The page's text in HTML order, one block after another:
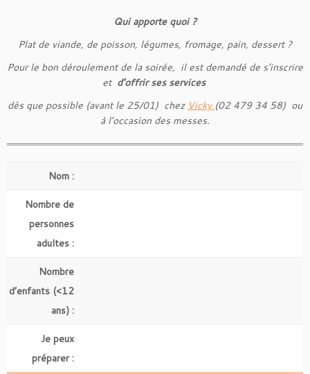
Qui apporte quoi ?
Plat de viande, de poisson, légumes, fromage, pain, dessert ?
Pour le bon déroulement de la soirée, il est demandé de s’inscrire
et d’offrir ses services
dès que possible (avant le 25/01) chez Vicky (02 479 34 58) ou
à l’occasion des messes.
Nom :
Nombre de
personnes
adultes :
Nombre
d’enfants (<12
ans) :
Je peux
préparer :